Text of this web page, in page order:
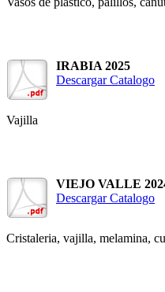
IRABIA 2025
Descargar Catalogo
Vajilla
VIEJO VALLE
Descargar Catalogo
Cristaleria, vajilla, melamina,